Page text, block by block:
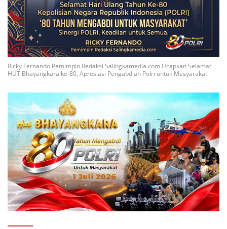
Ricky Fernando Pemimpin Redaksi Salingkamedia.com Ucapkan Selamat
HUT Bhayangkara ke-80, Apresiasi Pengabdian Polri untuk Masyarakat